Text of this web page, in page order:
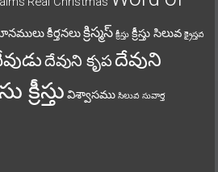
కీర్తనలుక్రిస్మస్ క్రీస్తు క్రీస్తు సిలువ క్రైస్తవ
దేవుని కృపదేవుని
క్రీస్తు విశ్వాసము సిలువ సువార్త